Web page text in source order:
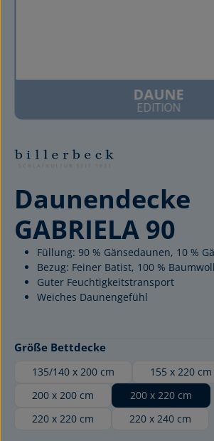
DAUNE
EDITION
Daunendecke
GABRIELA 90
Füllung: 90 % Gänsedaunen, 10 %
Bezug: Feiner Batist, 100 %
Guter Feuchtigkeitstransport
Weiches Daunengefühl
Größe Bettdeckeauswählen
135/140 x 200 cm
155 x 220 cm
200 x 200 cm
200 x 220 cm
220 x 220 cm
220 x 240 cm